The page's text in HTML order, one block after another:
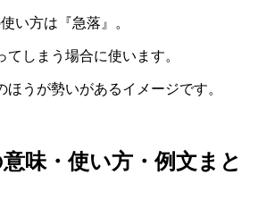
い方は『急落』。
しまう場合に使います。
うが勢いがあるイメージです。
意味・使い方・例文まと